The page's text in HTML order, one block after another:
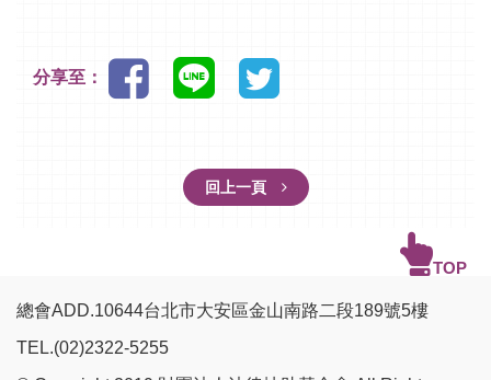
分享至：
回上一頁
TOP
總會ADD.10644台北市大安區金山南路二段189號5樓
TEL.(02)2322-5255